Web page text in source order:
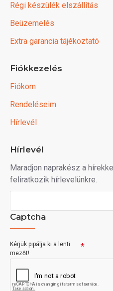
Régi készülék elszállítás
Beüzemelés
Extra garancia tájékoztató
Fiókkezelés
Fiókom
Rendeléseim
Hírlevél
Hírlevél
Maradjon naprakész a
feliratkozik hírlevelünkre.
Captcha
Kérjük pipálja ki a lenti
mezőt!